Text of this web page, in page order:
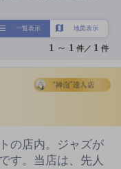
一覧表示 地図表示
1 ～ 1 件／ 1 件
の店内。ジャズが
す。当店は、先人